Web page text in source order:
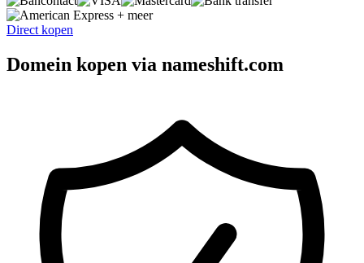
+ meer
Direct kopen
Domein kopen via nameshift.com